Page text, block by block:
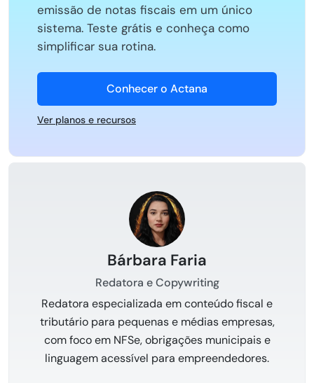
emissão de notas fiscais em um único
sistema. Teste grátis e conheça como
simplificar sua rotina.
Conhecer o Actana
Ver planos e recursos
Bárbara Faria
Redatora e Copywriting
Redatora especializada em conteúdo fiscal e
tributário para pequenas e médias empresas,
com foco em NFSe, obrigações municipais e
linguagem acessível para empreendedores.